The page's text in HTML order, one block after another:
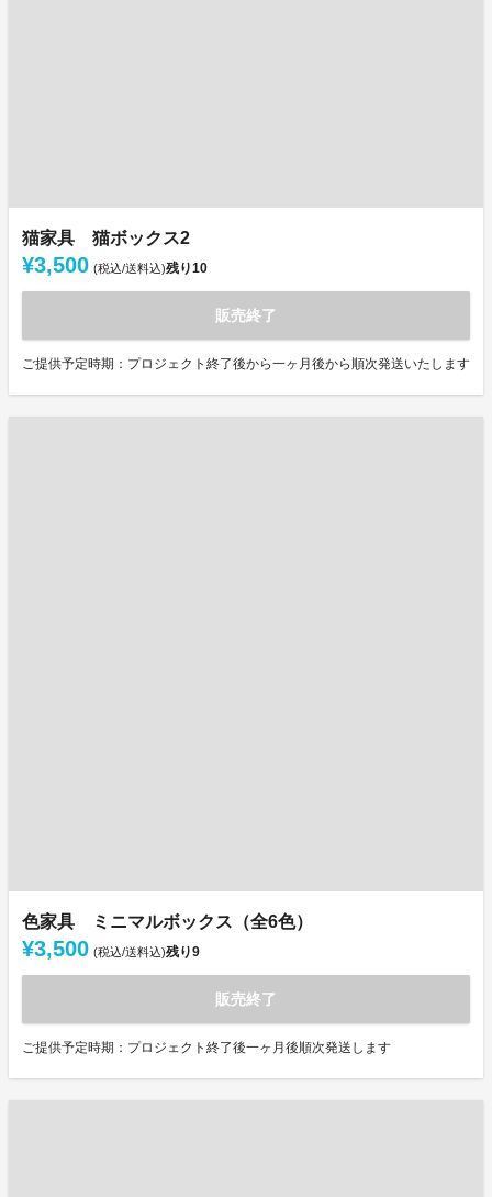
猫家具 猫ボックス2
¥3,500 (税込/送料込)残り10
販売終了
ご提供予定時期：プロジェクト終了後から一ヶ月後から順次発送いたします
色家具 ミニマルボックス（全6色）
¥3,500 (税込/送料込)残り9
販売終了
ご提供予定時期：プロジェクト終了後一ヶ月後順次発送します